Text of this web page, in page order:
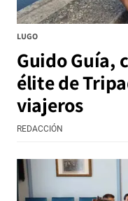
LUGO
Guido Guía,
élite de
viajeros
REDACCIÓN